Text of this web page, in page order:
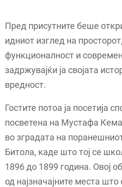
Пред присутните беше
идниот изглед на
функционалност и
задржувајќи ја својата
вредност.
Гостите потоа ја посетија
посветена на Мустафа
во зградата на
Битола, каде што тој се
1896 до 1899 година. Овој
од најзначајните места што